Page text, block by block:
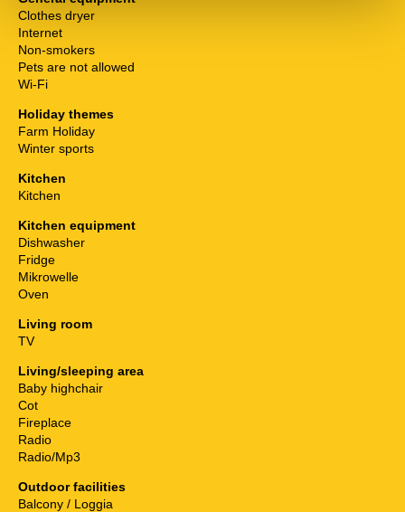
Clothes dryer
Internet
Non-smokers
Pets are not allowed
Wi-Fi
Holiday themes
Farm Holiday
Winter sports
Kitchen
Kitchen
Kitchen equipment
Dishwasher
Fridge
Mikrowelle
Oven
Living room
TV
Living/sleeping area
Baby highchair
Cot
Fireplace
Radio
Radio/Mp3
Outdoor facilities
Balcony / Loggia